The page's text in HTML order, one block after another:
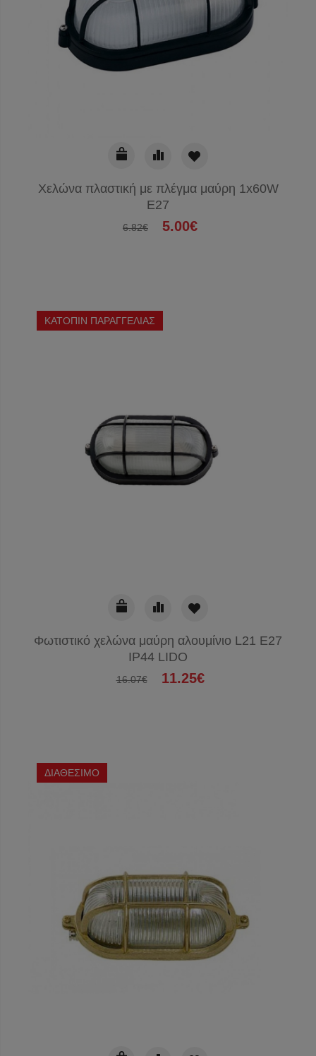
Χελώνα πλαστική με πλέγμα μαύρη 1x60W
E27
6.82€ 5.00€
ΚΑΤΟΠΙΝ ΠΑΡΑΓΓΕΛΙΑΣ
Φωτιστικό χελώνα μαύρη αλουμίνιο L21 Ε27
IP44 LIDO
16.07€ 11.25€
ΔΙΑΘΕΣΙΜΟ